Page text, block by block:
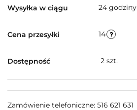
Wysyłka w ciągu 24 godziny
Cena przesyłki 14
Dostępność 2 szt.
Zamówienie telefoniczne: 516 621 631